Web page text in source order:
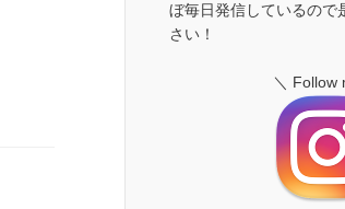
ぼ毎日発信しているので
さい！
＼ Follow